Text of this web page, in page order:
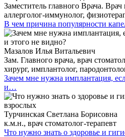
Заместитель главного Врача. Врач
аллерголог-иммунолог,
В чем причина популярности
Мазалов Илья Витальевич
Зам. Главного врача, врач
хирург, имплантолог,
Зачем мне нужна имплантация,
и…
Турчинская Светлана Борисовна
к.м.н., врач стоматолог-терапевт
Что нужно знать о здоровье и